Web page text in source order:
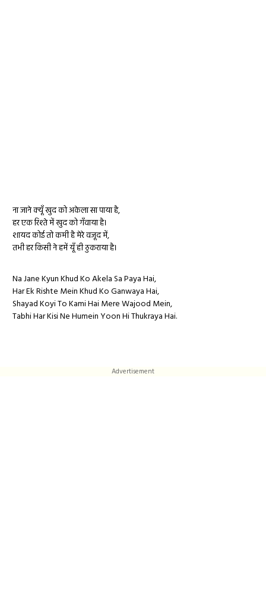
ना जाने क्यूँ खुद को अकेला सा पाया है,
हर एक रिश्ते में खुद को गँवाया है।
शायद कोई तो कमी है मेरे वजूद में,
तभी हर किसी ने हमें यूँ ही ठुकराया है।
Na Jane Kyun Khud Ko Akela Sa Paya Hai,
Har Ek Rishte Mein Khud Ko Ganwaya Hai,
Shayad Koyi To Kami Hai Mere Wajood Mein,
Tabhi Har Kisi Ne Humein Yoon Hi Thukraya Hai.
Advertisement